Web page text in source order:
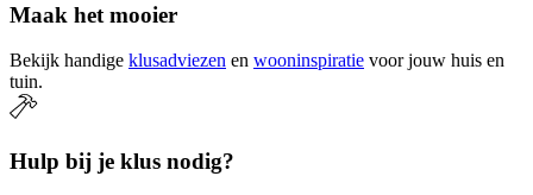
Maak het mooier
Bekijk handige klusadviezen en wooninspiratie voor jouw huis en
tuin.
Hulp bij je klus nodig?